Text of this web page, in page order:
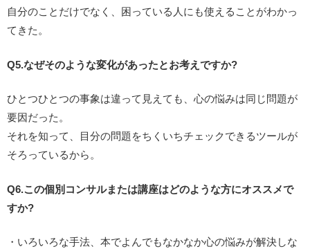
自分のことだけでなく、困っている人にも使えることがわかっ
てきた。
Q5.なぜそのような変化があったとお考えですか?
ひとつひとつの事象は違って見えても、心の悩みは同じ問題が
要因だった。
それを知って、目分の問題をちくいちチェックできるツールが
そろっているから。
Q6.この個別コンサルまたは講座はどのような方にオススメで
すか?
・いろいろな手法、本でよんでもなかなか心の悩みが解決しな